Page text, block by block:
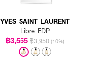
YVES SAINT LAURENT
Libre EDP
฿3,555฿3,950 (10%)